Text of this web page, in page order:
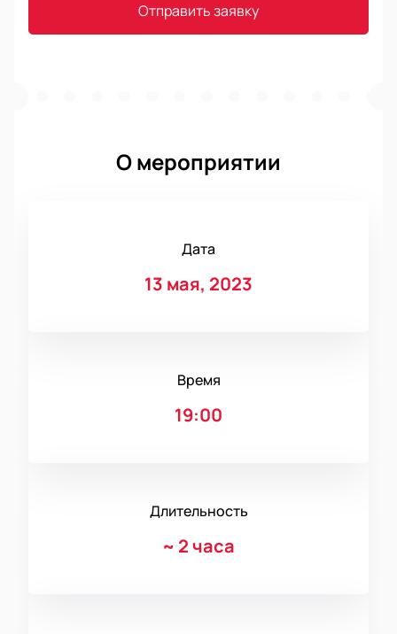
Отправить заявку
О мероприятии
Дата
13 мая, 2023
Время
19:00
Длительность
~ 2 часа